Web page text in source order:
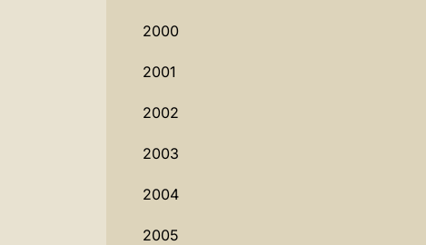
2000
2001
2002
2003
2004
2005